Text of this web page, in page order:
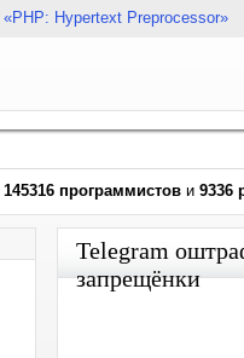
«PHP: Hypertext Preprocessor»
145316 программистов и 9336
Telegram
запрещёнки